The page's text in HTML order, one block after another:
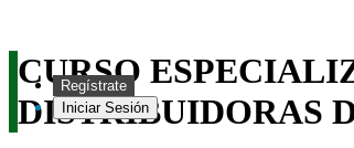
Regístrate
Iniciar Sesión
CURSO
DISTRIBUIDORAS